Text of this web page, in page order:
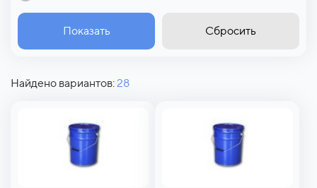
Показать Сбросить
Найдено вариантов:28